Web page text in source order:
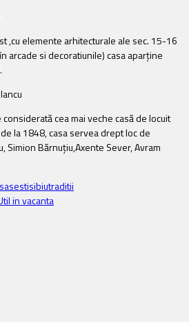
,cu elemente arhitecturale ale sec. 15-16
arcade si decoratiunile) casa aparţine
cea mai veche casă de locuit
la 1848, casa servea drept loc de
Simion Bărnuţiu,Axente Sever, Avram
sibiutraditii
in vacanta